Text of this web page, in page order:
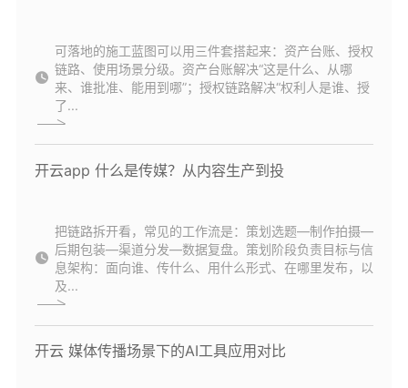
可落地的施工蓝图可以用三件套搭起来：资产台账、授权
链路、使用场景分级。资产台账解决“这是什么、从哪
来、谁批准、能用到哪”；授权链路解决“权利人是谁、授
了...
开云app 什么是传媒？从内容生产到投
把链路拆开看，常见的工作流是：策划选题—制作拍摄—
后期包装—渠道分发—数据复盘。策划阶段负责目标与信
息架构：面向谁、传什么、用什么形式、在哪里发布，以
及...
开云 媒体传播场景下的AI工具应用对比